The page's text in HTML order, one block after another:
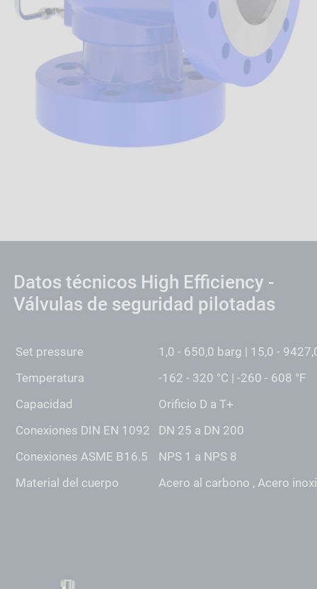
Datos técnicos High Efficiency -
Válvulas de seguridad pilotadas
Set pressure
1,0 - 650,0 barg | 15,0 -
Temperatura
-162 - 320 °C | -260 - 608 °F
Capacidad
Orificio D a T+
Conexiones DIN EN 1092
DN 25 a DN 200
Conexiones ASME B16.5
NPS 1 a NPS 8
Material del cuerpo
Acero al carbono , Acero